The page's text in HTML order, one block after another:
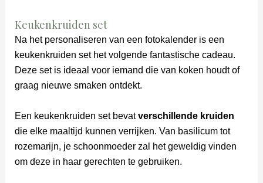
Keukenkruiden set
Na het personaliseren van een fotokalender is een
keukenkruiden set het volgende fantastische cadeau.
Deze set is ideaal voor iemand die van koken houdt of
graag nieuwe smaken ontdekt.
Een keukenkruiden set bevatverschillende kruiden
die elke maaltijd kunnen verrijken. Van basilicum tot
rozemarijn, je schoonmoeder zal het geweldig vinden
om deze in haar gerechten te gebruiken.